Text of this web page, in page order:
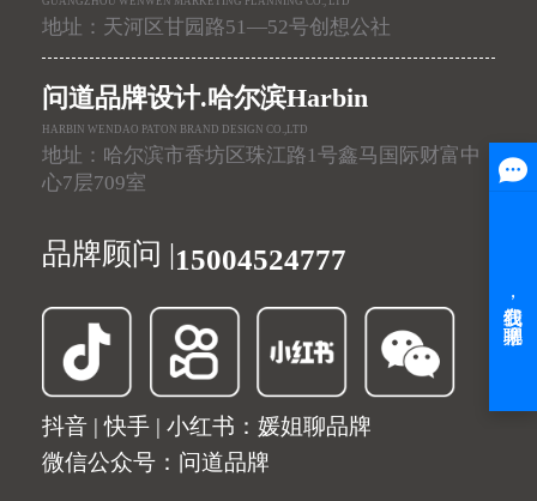
地址：天河区甘园路51—52号创想公社
问道品牌设计.哈尔滨Harbin
HARBIN WENDAO PATON BRAND DESIGN CO.,LTD
地址：哈尔滨市香坊区珠江路1号鑫马国际财富中
心7层709室
品牌顾问 |15004524777
抖音 | 快手 | 小红书：媛姐聊品牌
微信公众号：问道品牌